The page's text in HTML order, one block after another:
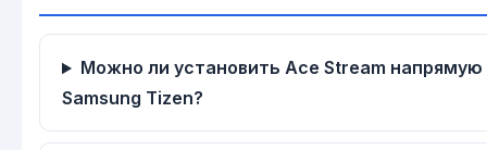
Можно ли установить Ace Stream напрямую
Samsung Tizen?